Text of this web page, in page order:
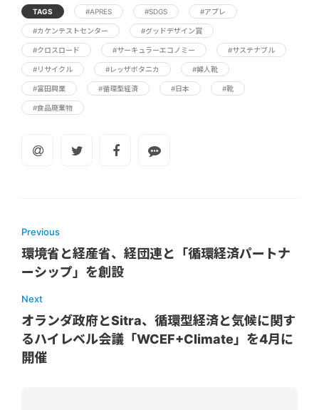
TAGS #APRES #SDGS #アプレ
#カケンテストセンター #グッドデザイン賞
#クロスロード #サーキュラーエコノミー #サステナブル
#リサイクル #レッザボタニカ #婦人靴
#富田興業 #循環型経済 #日本 #靴
#食品廃棄物
Previous
環境省と経産省、経団連と「循環経済パートナ
ーシップ」を創設
Next
オランダ政府とSitra、循環型経済と気候に関す
るハイレベル会議「WCEF+Climate」を4月に
開催